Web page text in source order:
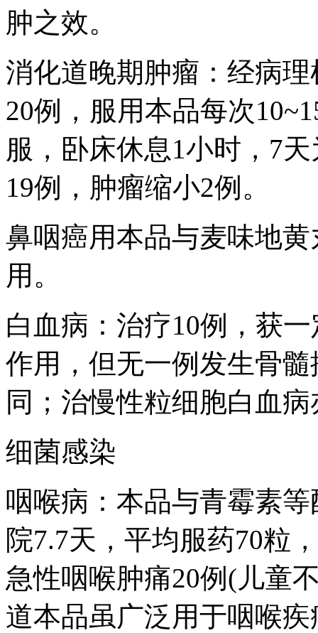
肿之效。
消化道晚期肿瘤：经病
20例，服用本品每次
服，卧床休息1小时，7
19例，肿瘤缩小2例。
鼻咽癌用本品与麦味地
用。
白血病：治疗10例，获
作用，但无一例发生骨
同；治慢性粒细胞白血
细菌感染
咽喉病：本品与青霉素
院7.7天，平均服药70粒
急性咽喉肿痛20例(儿童
道本品虽广泛用于咽喉